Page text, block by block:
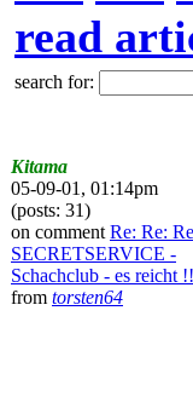
read
search for:
Kitama
05-09-01, 01:14pm
(posts: 31)
on comment Re: Re:
SECRETSERVICE -
Schachclub - es reicht
from torsten64